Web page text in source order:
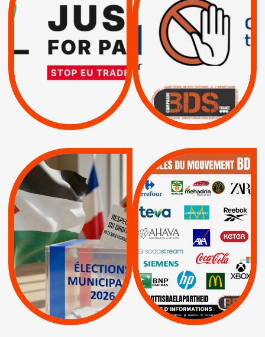
SUSPENSION
TOTALE DE
L’ACCORD
D’ASSOCIATION UE-
ISRAËL
| Pétitions
INTERNATIONAL ?
TRUMP, MACRON :
MÊME COMBAT
| Actus |
| Boycott militaire |
Lettres d'interpellation
MUNICIPALES 2026 :
JE VOTE POUR LE
RESPECT DU DROIT
INTERNATIONAL EN
PALESTINE
APPELS | Actus |
Espaces Sans
Apartheid
| Lettres d'interpellation
QUE BOYCOTTER ?
BOYCOTT /
AXA BNP | CAF |
Carrefour | HP |
Keter |
Livres et brochures |
Mehadrin | PUMA
Sodastream |
Visuels, tracts,
affiches,...